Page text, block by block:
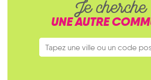
Je cherche
UNE AUTRE